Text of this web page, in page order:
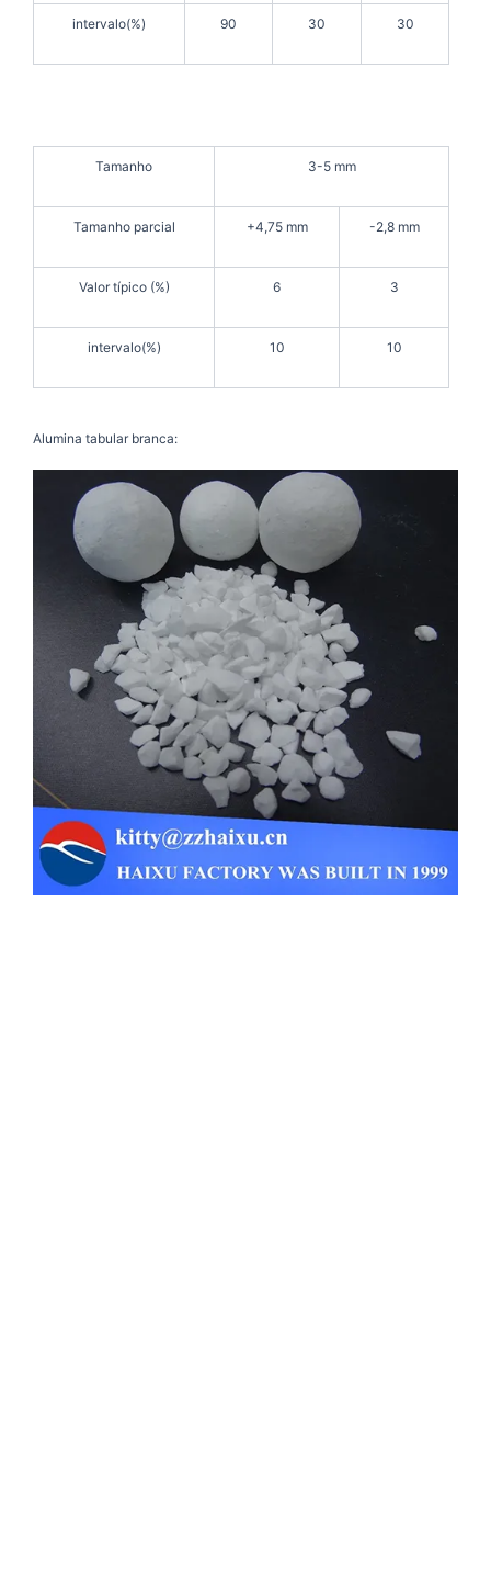
intervalo(%) 90 30 30
Tamanho 3-5 mm
Tamanho parcial +4,75 mm -2,8 mm
Valor típico (%) 6 3
intervalo(%) 10 10
Alumina tabular branca: